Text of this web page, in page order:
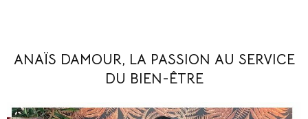
ANAÏS DAMOUR, LA PASSION AU SERVICE
DU BIEN-ÊTRE